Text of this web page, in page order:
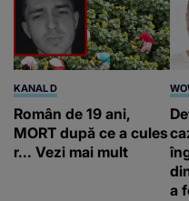
KANAL D
Român de 19 ani,
MORT după ce a cules
r... Vezi mai mult
a